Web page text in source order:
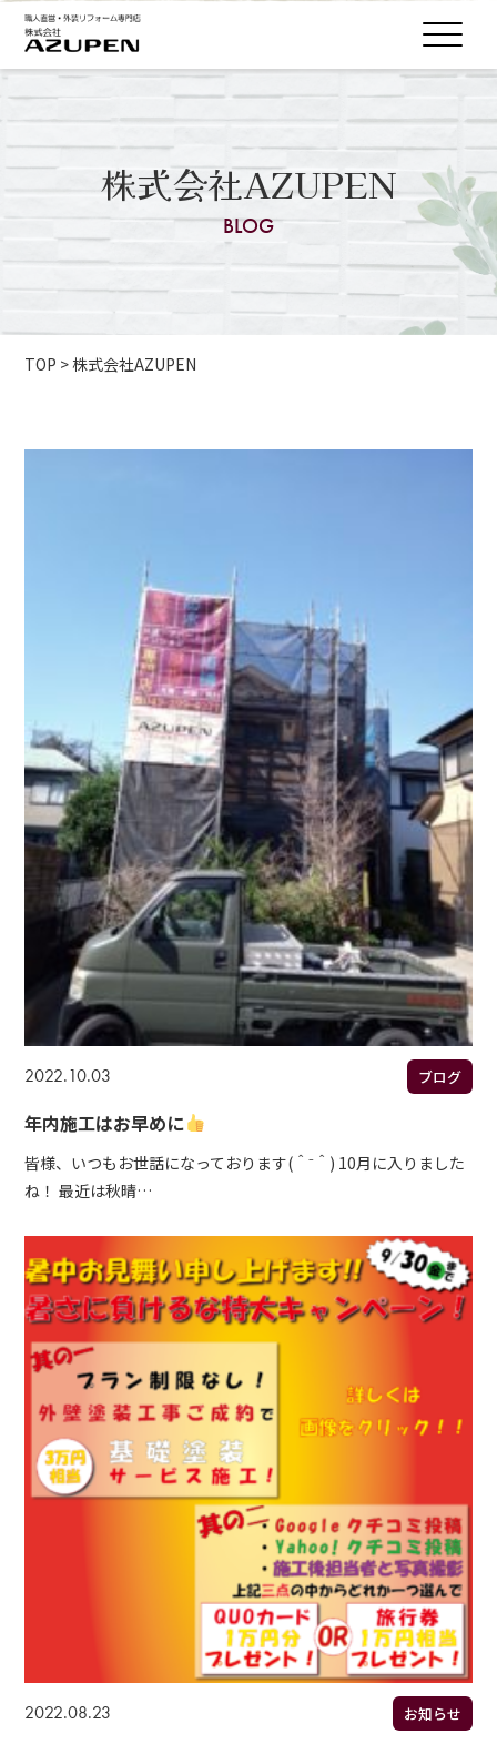
株式会社AZUPEN
BLOG
TOP >株式会社AZUPEN
2022.10.03 ブログ
年内施工はお早めに
皆様、いつもお世話になっております(＾⁻＾) 10月に入りました
ね！ 最近は秋晴…
2022.08.23 お知らせ